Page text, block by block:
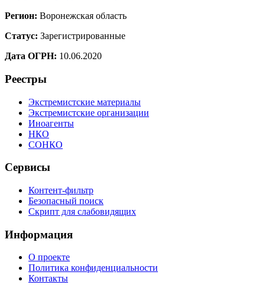
Регион: Воронежская область
Статус: Зарегистрированные
Дата ОГРН: 10.06.2020
Реестры
Экстремистские материалы
Экстремистские организации
Иноагенты
НКО
СОНКО
Сервисы
Контент-фильтр
Безопасный поиск
Скрипт для слабовидящих
Информация
О проекте
Политика конфиденциальности
Контакты